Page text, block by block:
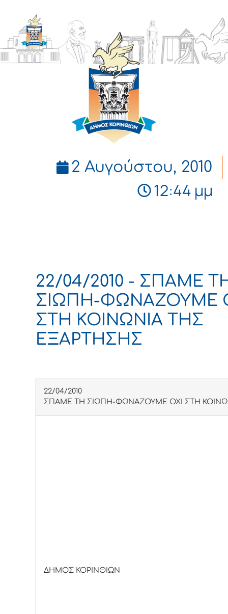
ΔΗΜΟΣ
ΚΟΡΙΝΘΙΩΝ
2 Αυγούστου, 2010
12:44 μμ
22/04/2010 - ΣΠΑΜΕ
ΣΙΩΠΗ-ΦΩΝΑΖΟΥΜΕ
ΣΤΗ ΚΟΙΝΩΝΙΑ ΤΗΣ
ΕΞΑΡΤΗΣΗΣ
22/04/2010
ΣΠΑΜΕ ΤΗ ΣΙΩΠΗ-ΦΩΝΑΖΟΥΜΕ ΟΧΙ ΣΤΗ
ΔΗΜΟΣ ΚΟΡΙΝΘΙΩΝ